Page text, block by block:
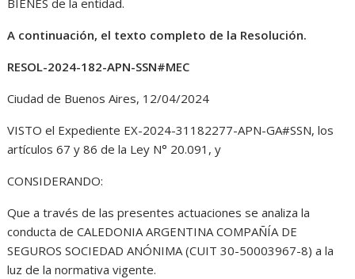
BIENES de la entidad.
A continuación, el texto completo de la Resolución.
RESOL-2024-182-APN-SSN#MEC
Ciudad de Buenos Aires, 12/04/2024
VISTO el Expediente EX-2024-31182277-APN-GA#SSN, los
artículos 67 y 86 de la Ley N° 20.091, y
CONSIDERANDO:
Que a través de las presentes actuaciones se analiza la
conducta de CALEDONIA ARGENTINA COMPAÑÍA DE
SEGUROS SOCIEDAD ANÓNIMA (CUIT 30-50003967-8) a la
luz de la normativa vigente.